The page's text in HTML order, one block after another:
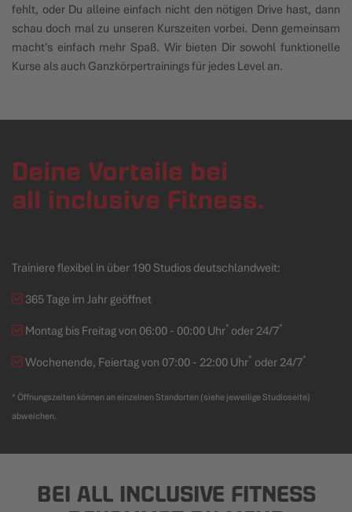
fehlt, oder Du alleine einfach nicht den nötigen Drive hast, dann
schau doch mal zu unseren Kurszeiten vorbei. Denn gemeinsam
macht's einfach mehr Spaß. Wir bieten Dir sowohl funktionelle
Kurse als auch Ganzkörpertrainings für jedes Level an.
Deine Vorteile bei
all inclusive Fitness.
Trainiere flexibel in über 190 Studios deutschlandweit:
365 Tage im Jahr geöffnet
Montag bis Freitag von 06:00 - 00:00 Uhr* oder 24/7*
Wochenende, Feiertag von 07:00 - 22:00 Uhr* oder 24/7*
* Öffnungszeiten können an einzelnen Standorten (siehe jeweilige Studioseite)
abweichen.
BEI ALL INCLUSIVE FITNESS